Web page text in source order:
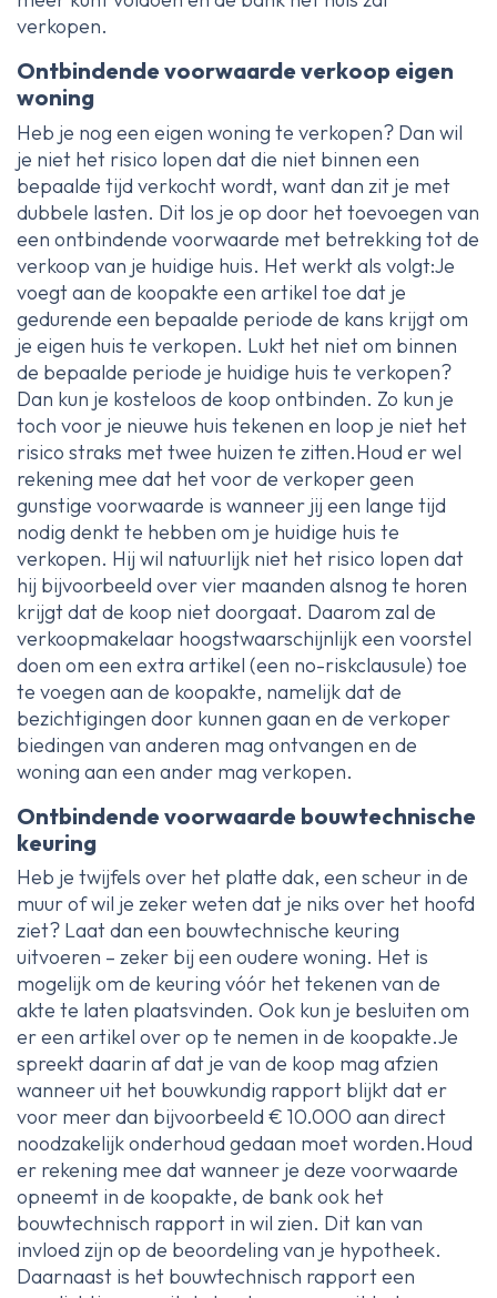
verkopen.
Ontbindende voorwaarde verkoop eigen
woning
Heb je nog een eigen woning te verkopen? Dan wil
je niet het risico lopen dat die niet binnen een
bepaalde tijd verkocht wordt, want dan zit je met
dubbele lasten. Dit los je op door het toevoegen van
een ontbindende voorwaarde met betrekking tot de
verkoop van je huidige huis. Het werkt als volgt:Je
voegt aan de koopakte een artikel toe dat je
gedurende een bepaalde periode de kans krijgt om
je eigen huis te verkopen. Lukt het niet om binnen
de bepaalde periode je huidige huis te verkopen?
Dan kun je kosteloos de koop ontbinden. Zo kun je
toch voor je nieuwe huis tekenen en loop je niet het
risico straks met twee huizen te zitten.Houd er wel
rekening mee dat het voor de verkoper geen
gunstige voorwaarde is wanneer jij een lange tijd
nodig denkt te hebben om je huidige huis te
verkopen. Hij wil natuurlijk niet het risico lopen dat
hij bijvoorbeeld over vier maanden alsnog te horen
krijgt dat de koop niet doorgaat. Daarom zal de
verkoopmakelaar hoogstwaarschijnlijk een voorstel
doen om een extra artikel (een no-riskclausule) toe
te voegen aan de koopakte, namelijk dat de
bezichtigingen door kunnen gaan en de verkoper
biedingen van anderen mag ontvangen en de
woning aan een ander mag verkopen.
Ontbindende voorwaarde bouwtechnische
keuring
Heb je twijfels over het platte dak, een scheur in de
muur of wil je zeker weten dat je niks over het hoofd
ziet? Laat dan een bouwtechnische keuring
uitvoeren – zeker bij een oudere woning. Het is
mogelijk om de keuring vóór het tekenen van de
akte te laten plaatsvinden. Ook kun je besluiten om
er een artikel over op te nemen in de koopakte.Je
spreekt daarin af dat je van de koop mag afzien
wanneer uit het bouwkundig rapport blijkt dat er
voor meer dan bijvoorbeeld € 10.000 aan direct
noodzakelijk onderhoud gedaan moet worden.Houd
er rekening mee dat wanneer je deze voorwaarde
opneemt in de koopakte, de bank ook het
bouwtechnisch rapport in wil zien. Dit kan van
invloed zijn op de beoordeling van je hypotheek.
Daarnaast is het bouwtechnisch rapport een